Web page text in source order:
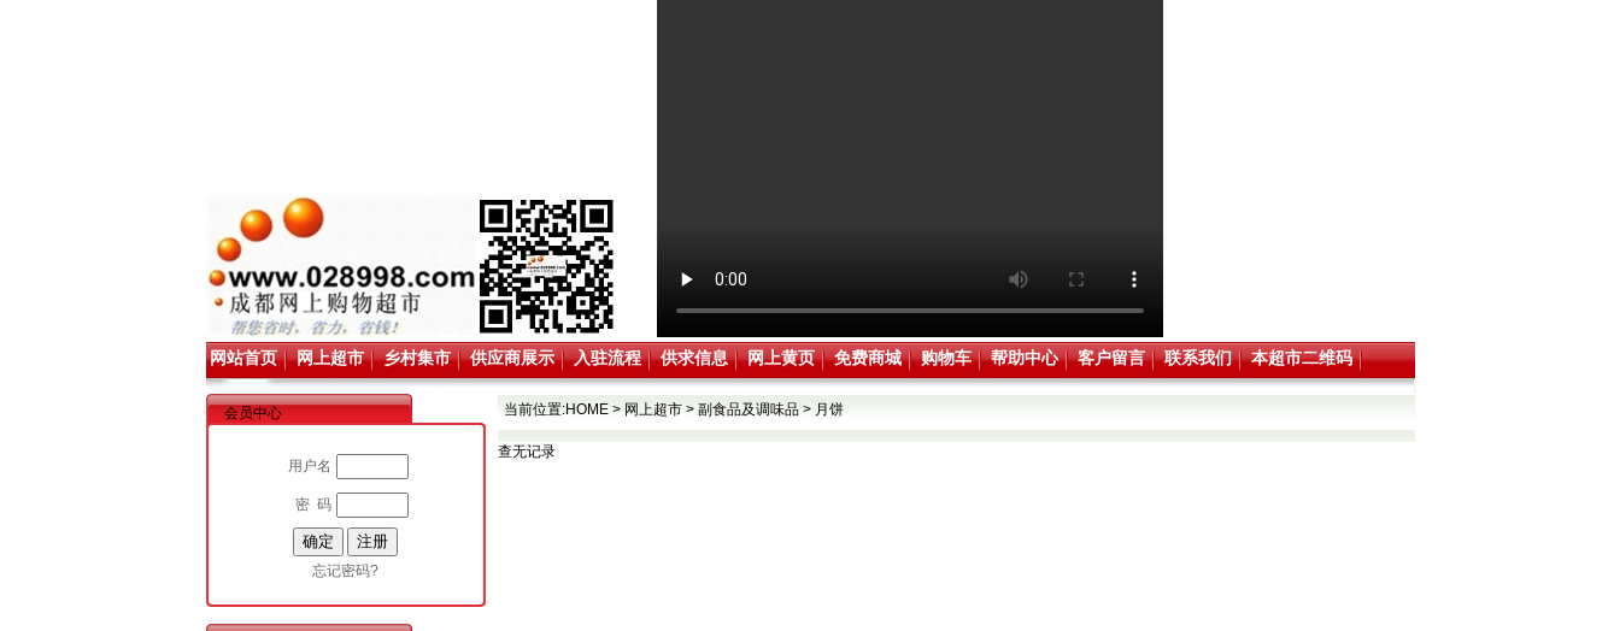
网站首页 网上超市 乡村集市 供应商展示 入驻流程 供求信息 网上黄页 免费商城 购物车 帮助中心 客户留言 联系我们 本超市二维码
会员中心
用户名
密 码
忘记密码?
当前位置:HOME> 网上超市> 副食品及调味品> 月饼
查无记录